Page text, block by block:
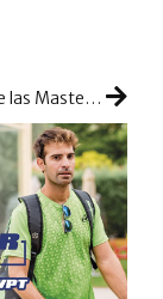
Disfruta de las Master Class del CD Somontes con profesores WPT